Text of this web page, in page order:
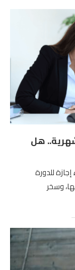
هل
إجازة للدورة
وسخر